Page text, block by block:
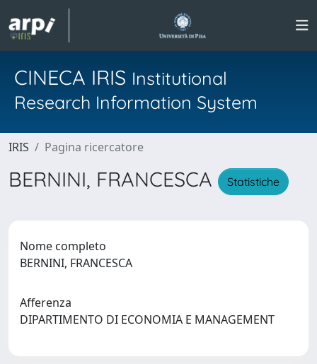
CINECA IRIS Institutional
Research Information System
IRIS Pagina ricercatore
BERNINI, FRANCESCA Statistiche
Nome completo
BERNINI, FRANCESCA
Afferenza
DIPARTIMENTO DI ECONOMIA E MANAGEMENT